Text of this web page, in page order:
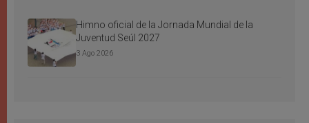
Himno oficial de la Jornada Mundial de la
Juventud Seúl 2027
3 Ago 2026